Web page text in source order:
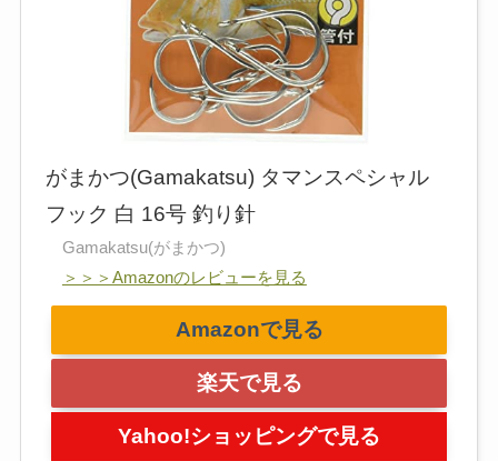
がまかつ(Gamakatsu) タマンスペシャル
フック 白 16号 釣り針
Gamakatsu(がまかつ)
＞＞＞Amazonのレビューを見る
Amazonで見る
楽天で見る
Yahoo!ショッピングで見る